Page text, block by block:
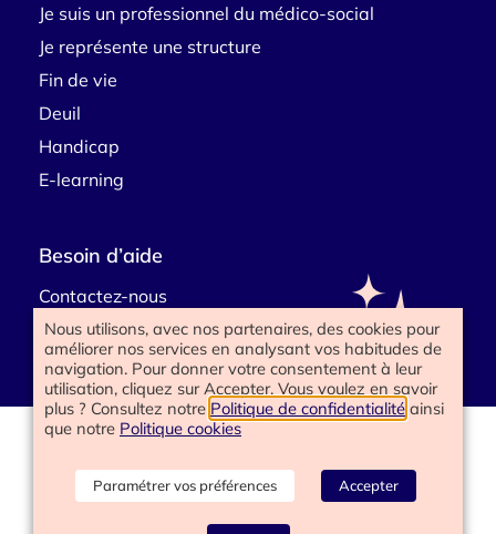
Je suis un professionnel du médico-social
Je représente une structure
Fin de vie
Deuil
Handicap
E-learning
Besoin d’aide
Contactez-nous
www.happyend.life 2025
Politique de confidentialité
Mentions légales
Nous utilisons, avec nos partenaires, des cookies pour
améliorer nos services en analysant vos habitudes de
navigation. Pour donner votre consentement à leur
utilisation, cliquez sur Accepter. Vous voulez en savoir
plus ? Consultez notre Politique de confidentialité ainsi
que notre Politique cookies
Paramétrer vos préférences Accepter